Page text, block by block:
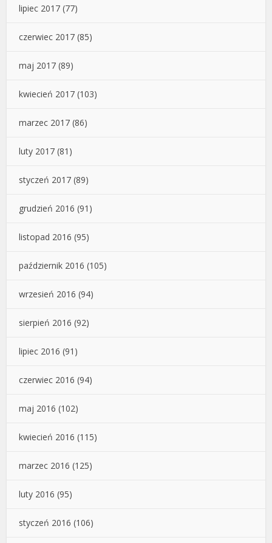
lipiec 2017 (77)
czerwiec 2017 (85)
maj 2017 (89)
kwiecień 2017 (103)
marzec 2017 (86)
luty 2017 (81)
styczeń 2017 (89)
grudzień 2016 (91)
listopad 2016 (95)
październik 2016 (105)
wrzesień 2016 (94)
sierpień 2016 (92)
lipiec 2016 (91)
czerwiec 2016 (94)
maj 2016 (102)
kwiecień 2016 (115)
marzec 2016 (125)
luty 2016 (95)
styczeń 2016 (106)